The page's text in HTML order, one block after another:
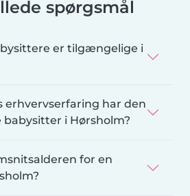
spørgsmål
er tilgængelige i
erhvervserfaring har den
i Hørsholm?
for en